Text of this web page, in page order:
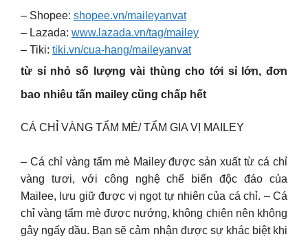
– Shopee: shopee.vn/maileyanvat
– Lazada: www.lazada.vn/tag/mailey
– Tiki: tiki.vn/cua-hang/maileyanvat
từ sỉ nhỏ số lượng vài thùng cho tới sỉ lớn, đơn
bao nhiêu tấn mailey cũng chấp hết
CÁ CHỈ VÀNG TẨM MÈ/ TẨM GIA VỊ MAILEY
– Cá chỉ vàng tẩm mè Mailey được sản xuất từ cá chỉ
vàng tươi, với công nghệ chế biến độc đáo của
Mailee, lưu giữ được vị ngọt tự nhiên của cá chỉ. – Cá
chỉ vàng tẩm mè được nướng, không chiên nên không
gây ngấy dầu. Bạn sẽ cảm nhận được sự khác biệt khi